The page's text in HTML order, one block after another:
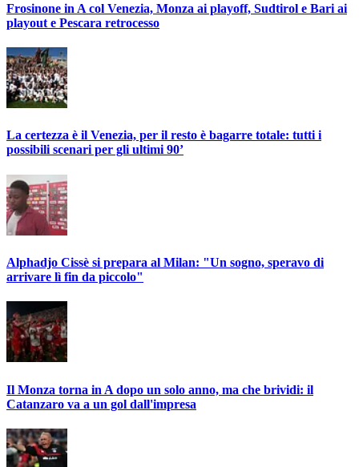
Frosinone in A col Venezia, Monza ai playoff, Sudtirol e Bari ai
playout e Pescara retrocesso
La certezza è il Venezia, per il resto è bagarre totale: tutti i
possibili scenari per gli ultimi 90’
Alphadjo Cissè si prepara al Milan: "Un sogno, speravo di
arrivare lì fin da piccolo"
Il Monza torna in A dopo un solo anno, ma che brividi: il
Catanzaro va a un gol dall'impresa